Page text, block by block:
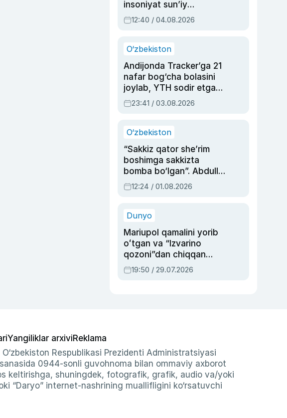
insoniyat sun’iy
intellektni boshqara
olmay qolishidan xavotir
12:40 / 04.08.2026
O‘zbekiston
Andijonda Tracker’ga 21
nafar bog‘cha bolasini
joylab, YTH sodir etgan
ayolga sud hukmi o‘qildi
23:41 / 03.08.2026
O‘zbekiston
“Sakkiz qator she’rim
boshimga sakkizta
bomba bo‘lgan”. Abdulla
Oripovni siyosiy
ayblovlardan asrab
12:24 / 01.08.2026
Dunyo
Mariupol qamalini yorib
oʻtgan va “Izvarino
qozoni”dan chiqqan
qahramon — Ukraina
armiyasi bosh
19:50 / 29.07.2026
Yangiliklar arxiviReklama
Respublikasi Prezidenti Administratsiyasi
0944-sonli guvohnoma bilan ommaviy axborot
keltirishga, shuningdek, fotografik, grafik, audio va/yoki
“Daryo” internet-nashrining muallifligini ko‘rsatuvchi